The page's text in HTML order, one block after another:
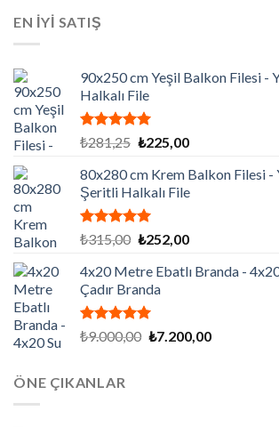
EN İYİ SATIŞ
90x250 cm Yeşil Balkon Filesi -
Halkalı File
5 üzerinden
oy
aldı
₺281,25 Orijinal
₺281,25.
₺225,00Şu
fiyat:
₺225,00.
80x280 cm Krem Balkon Filesi -
Şeritli Halkalı File
5 üzerinden
oy
aldı
₺315,00 Orijinal
₺315,00.
₺252,00Şu
fiyat:
4x20 Metre Ebatlı Branda -
Çadır Branda
5 üzerinden
oy
₺9.000,00 Orijinal
₺7.200,00Şu
ÖNE ÇIKANLAR